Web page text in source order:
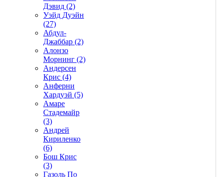
Дэвид (2)
Уэйд Дуэйн
(27)
Абдул-
Джаббар (2)
Алонзо
Морнинг (2)
Андерсен
Крис (4)
Анферни
Xардуэй (5)
Амаре
Стадемайр
(3)
Андрей
Кириленко
(6)
Бош Крис
(3)
Газоль По